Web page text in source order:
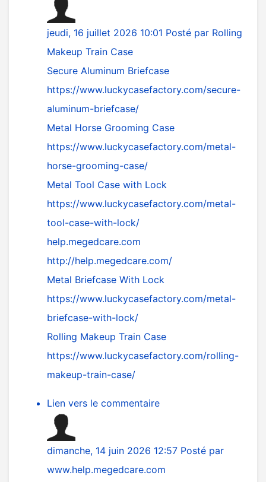
jeudi, 16 juillet 2026 10:01 Posté par Rolling
Makeup Train Case
Secure Aluminum Briefcase
https://www.luckycasefactory.com/secure-
aluminum-briefcase/
Metal Horse Grooming Case
https://www.luckycasefactory.com/metal-
horse-grooming-case/
Metal Tool Case with Lock
https://www.luckycasefactory.com/metal-
tool-case-with-lock/
help.megedcare.com
http://help.megedcare.com/
Metal Briefcase With Lock
https://www.luckycasefactory.com/metal-
briefcase-with-lock/
Rolling Makeup Train Case
https://www.luckycasefactory.com/rolling-
makeup-train-case/
Lien vers le commentaire
dimanche, 14 juin 2026 12:57 Posté par
www.help.megedcare.com